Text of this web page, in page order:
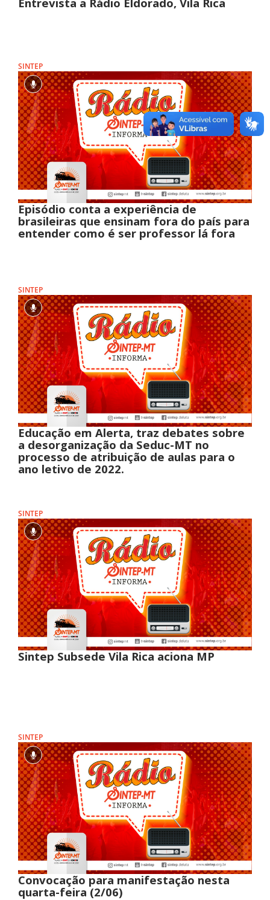
SINTEP
Episódio conta a experiência de
brasileiras que ensinam fora do país para
entender como é ser professor lá fora
SINTEP
Educação em Alerta, traz debates sobre
a desorganização da Seduc-MT no
processo de atribuição de aulas para o
ano letivo de 2022.
SINTEP
Sintep Subsede Vila Rica aciona MP
SINTEP
Convocação para manifestação nesta
quarta-feira (2/06)